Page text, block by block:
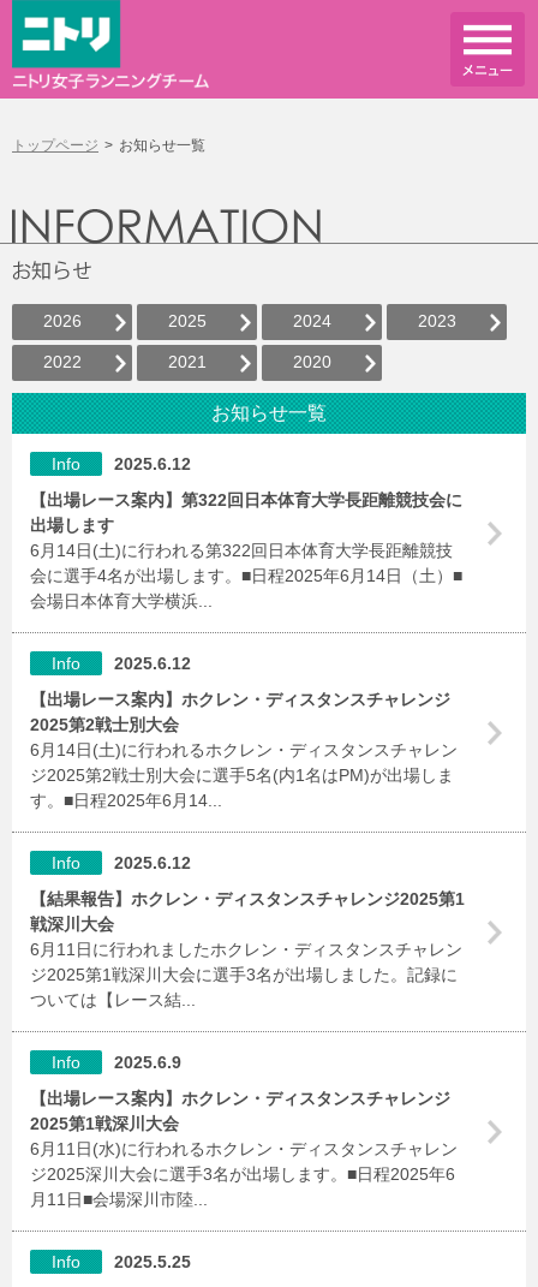
トップページ お知らせ一覧
2026 2025 2024 2023
2022 2021 2020
お知らせ一覧
Info
2025.6.12
【出場レース案内】第322回日本体育大学長距離競技会に
出場します
6月14日(土)に行われる第322回日本体育大学長距離競技
会に選手4名が出場します。■日程2025年6月14日（土）■
会場日本体育大学横浜...
Info
2025.6.12
【出場レース案内】ホクレン・ディスタンスチャレンジ
2025第2戦士別大会
6月14日(土)に行われるホクレン・ディスタンスチャレン
ジ2025第2戦士別大会に選手5名(内1名はPM)が出場しま
す。■日程2025年6月14...
Info
2025.6.12
【結果報告】ホクレン・ディスタンスチャレンジ2025第1
戦深川大会
6月11日に行われましたホクレン・ディスタンスチャレン
ジ2025第1戦深川大会に選手3名が出場しました。記録に
ついては【レース結...
Info
2025.6.9
【出場レース案内】ホクレン・ディスタンスチャレンジ
2025第1戦深川大会
6月11日(水)に行われるホクレン・ディスタンスチャレン
ジ2025深川大会に選手3名が出場します。■日程2025年6
月11日■会場深川市陸...
Info
2025.5.25